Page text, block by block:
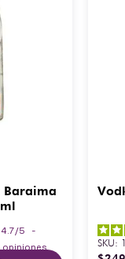
Baraima
4.7/5
-
opiniones SKU: